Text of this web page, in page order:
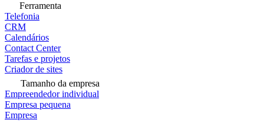
Ferramenta
Telefonia
CRM
Calendários
Contact Center
Tarefas e projetos
Criador de sites
Tamanho da empresa
Empreendedor individual
Empresa pequena
Empresa